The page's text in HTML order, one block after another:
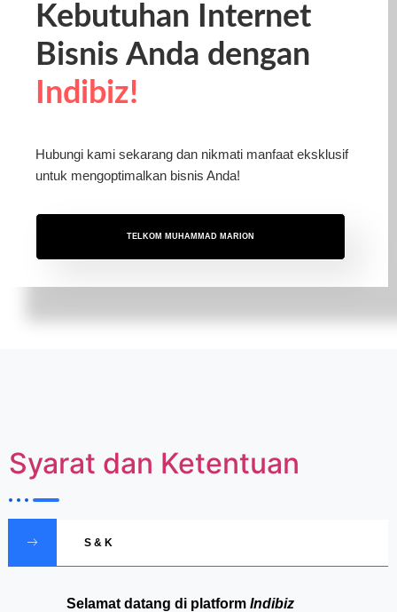
Kebutuhan Internet
Bisnis Anda dengan
Indibiz!
Hubungi kami sekarang dan nikmati manfaat eksklusif
untuk mengoptimalkan bisnis Anda!
TELKOM MUHAMMAD MARION
Syarat dan Ketentuan
S & K
Selamat datang di platform Indibiz